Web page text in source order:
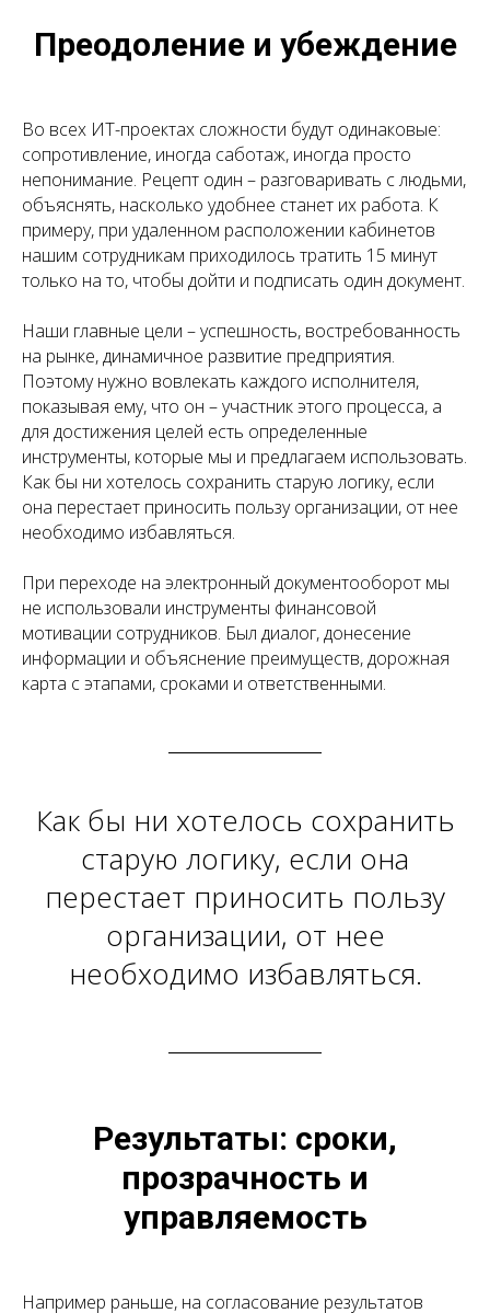
Преодоление и убеждение
Во всех ИТ-проектах сложности будут одинаковые:
сопротивление, иногда саботаж, иногда просто
непонимание. Рецепт один – разговаривать с людьми,
объяснять, насколько удобнее станет их работа. К
примеру, при удаленном расположении кабинетов
нашим сотрудникам приходилось тратить 15 минут
только на то, чтобы дойти и подписать один документ.
Наши главные цели – успешность, востребованность
на рынке, динамичное развитие предприятия.
Поэтому нужно вовлекать каждого исполнителя,
показывая ему, что он – участник этого процесса, а
для достижения целей есть определенные
инструменты, которые мы и предлагаем использовать.
Как бы ни хотелось сохранить старую логику, если
она перестает приносить пользу организации, от нее
необходимо избавляться.
При переходе на электронный документооборот мы
не использовали инструменты финансовой
мотивации сотрудников. Был диалог, донесение
информации и объяснение преимуществ, дорожная
карта с этапами, сроками и ответственными.
Как бы ни хотелось сохранить
старую логику, если она
перестает приносить пользу
организации, от нее
необходимо избавляться.
Результаты: сроки,
прозрачность и
управляемость
Например раньше, на согласование результатов